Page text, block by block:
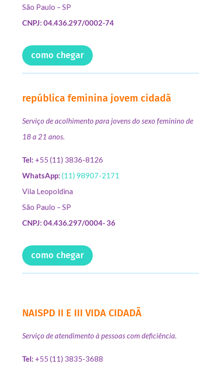
São Paulo – SP
CNPJ: 04.436.297/0002-74
como chegar
república feminina jovem cidadã
Serviço de acolhimento para jovens do sexo feminino de
18 a 21 anos.
Tel: +55 (11) 3836-8126
WhatsApp: (11) 98907-2171
Vila Leopoldina
São Paulo – SP
CNPJ: 04.436.297/0004- 36
como chegar
NAISPD II E III VIDA CIDADÃ
Serviço de atendimento à pessoas com deficiência.
Tel: +55 (11) 3835-3688